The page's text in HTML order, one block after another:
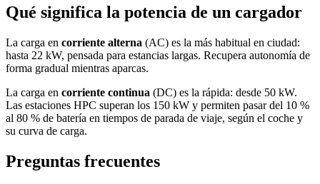
Qué significa la potencia de un cargador
La carga en corriente alterna (AC) es la más habitual en ciudad:
hasta 22 kW, pensada para estancias largas. Recupera autonomía de
forma gradual mientras aparcas.
La carga en corriente continua (DC) es la rápida: desde 50 kW.
Las estaciones HPC superan los 150 kW y permiten pasar del 10 %
al 80 % de batería en tiempos de parada de viaje, según el coche y
su curva de carga.
Preguntas frecuentes